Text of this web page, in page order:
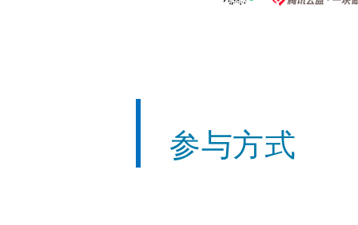
参与方式